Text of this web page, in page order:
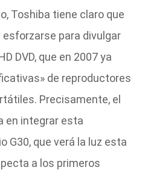
Toshiba tiene claro que
para divulgar
DVD, que en 2007 ya
de reproductores
Precisamente, el
en integrar esta
G30, que verá la luz esta
a los primeros